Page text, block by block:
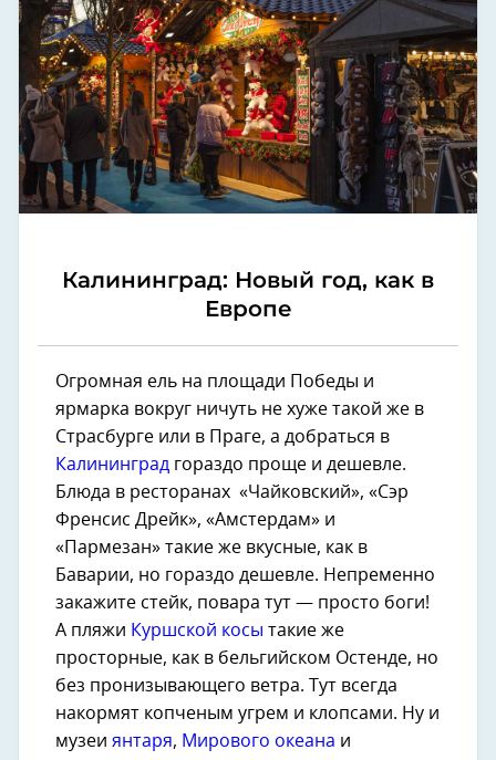
Калининград: Новый год, как в
Европе
Огромная ель на площади Победы и
ярмарка вокруг ничуть не хуже такой же в
Страсбурге или в Праге, а добраться в
Калининград гораздо проще и дешевле.
Блюда в ресторанах «Чайковский», «Сэр
Френсис Дрейк», «Амстердам» и
«Пармезан» такие же вкусные, как в
Баварии, но гораздо дешевле. Непременно
закажите стейк, повара тут — просто боги!
А пляжи Куршской косы такие же
просторные, как в бельгийском Остенде, но
без пронизывающего ветра. Тут всегда
накормят копченым угрем и клопсами. Ну и
музеи янтаря, Мирового океана и